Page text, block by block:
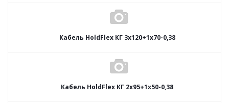
Кабель HoldFlex КГ 3x120+1x70-0,38
Кабель HoldFlex КГ 2x95+1x50-0,38